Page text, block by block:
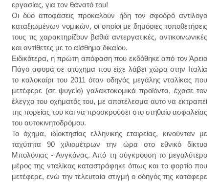
εργασίας, για τον θάνατό του!
Οι δύο αποφάσεις προκαλούν ήδη τον σφοδρό αντίλογο
καταξιωμένων νομικών, οι οποίοι με δημόσιες τοποθετήσεις
τους τις χαρακτηρίζουν βαθιά αντεργατικές, αντικοινωνικές
και αντίθετες με το αίσθημα δικαίου.
Ειδικότερα, η πρώτη απόφαση που εκδόθηκε από τον Άρειο
Πάγο αφορά σε ατύχημα που είχε λάβει χώρα στην Ιταλία
το καλοκαίρι του 2011 όταν οδηγός μεγάλης νταλίκας που
μετέφερε (σε ψυγείο) γαλακτοκομικά προϊόντα, έχασε τον
έλεγχο του οχήματός του, με αποτέλεσμα αυτό να εκτραπεί
της πορείας του και να προσκρούσει στο στηθαίο ασφαλείας
του αυτοκινητοδρόμου.
Το όχημα, ιδιοκτησίας ελληνικής εταιρείας, κινούνταν με
ταχύτητα 90 χιλιομέτρων την ώρα στο εθνικό δίκτυο
Μπολόνιας - Ανγκόνας. Από τη σύγκρουση το μεγαλύτερο
μέρος της νταλίκας καταστράφηκε όπως και το φορτίο που
μετέφερε, ενώ την τελευταία στιγμή ο οδηγός της κατάφερε